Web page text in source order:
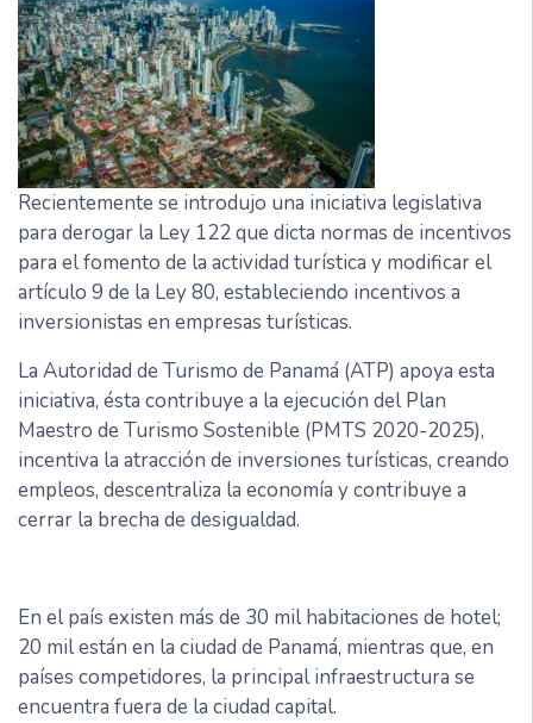
Recientemente se introdujo una iniciativa legislativa
para derogar la Ley 122 que dicta normas de incentivos
para el fomento de la actividad turística y modificar el
artículo 9 de la Ley 80, estableciendo incentivos a
inversionistas en empresas turísticas.
La Autoridad de Turismo de Panamá (ATP) apoya esta
iniciativa, ésta contribuye a la ejecución del Plan
Maestro de Turismo Sostenible (PMTS 2020-2025),
incentiva la atracción de inversiones turísticas, creando
empleos, descentraliza la economía y contribuye a
cerrar la brecha de desigualdad.
En el país existen más de 30 mil habitaciones de hotel;
20 mil están en la ciudad de Panamá, mientras que, en
países competidores, la principal infraestructura se
encuentra fuera de la ciudad capital.